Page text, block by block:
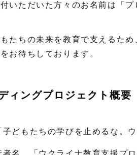
いただいた方々のお名前は「
たちの未来を教育で支えるため
お待ちしております。
ィングプロジェクト概要
どもたちの学びを止めるな。
者名 「ウクライナ教育支援プロ